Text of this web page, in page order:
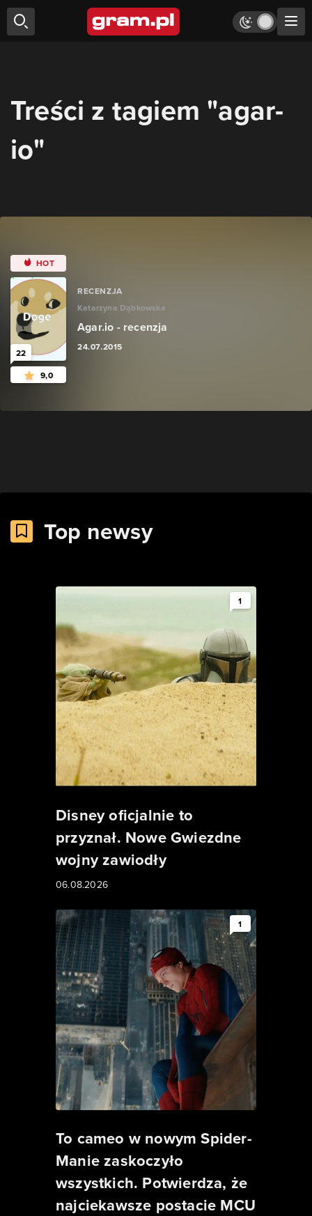
Treści z tagiem "agar-
io"
HOT
22
9,0
RECENZJA
Katarzyna Dąbkowska
Agar.io - recenzja
24.07.2015
Top newsy
1
Disney oficjalnie to
przyznał. Nowe Gwiezdne
wojny zawiodły
06.08.2026
1
To cameo w nowym Spider-
Manie zaskoczyło
wszystkich. Potwierdza, że
najciekawsze postacie MCU